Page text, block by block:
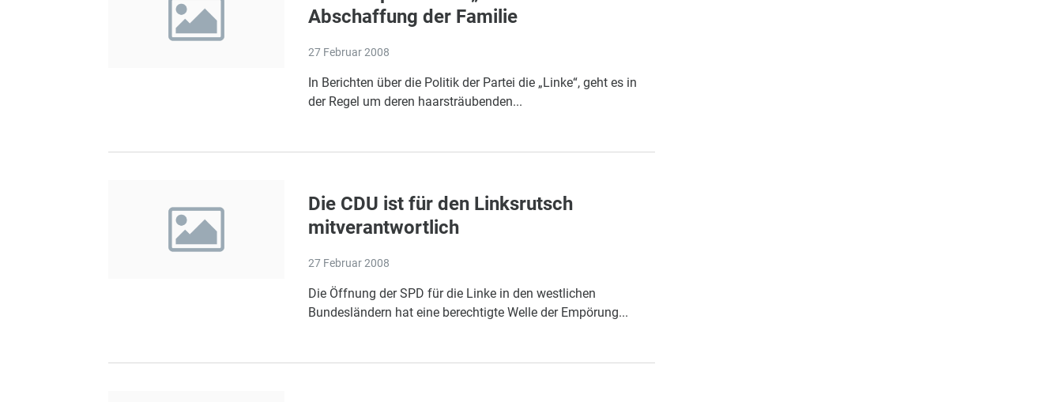
Abschaffung der Familie
27 Februar 2008
In Berichten über die Politik der Partei die „Linke“, geht es in
der Regel um deren haarsträubenden...
Die CDU ist für den Linksrutsch
mitverantwortlich
27 Februar 2008
Die Öffnung der SPD für die Linke in den westlichen
Bundesländern hat eine berechtigte Welle der Empörung...